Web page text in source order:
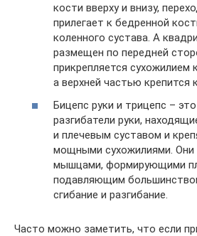
кости вверху и внизу,
прилегает к бедренной
коленного сустава. А
размещен по передней
прикрепляется сухожилием
а верхней частью крепится
Бицепс руки и трицепс –
разгибатели руки,
и плечевым суставом и
мощными сухожилиями.
мышцами, формирующими
подавляющим
сгибание и разгибание.
Часто можно заметить, что если